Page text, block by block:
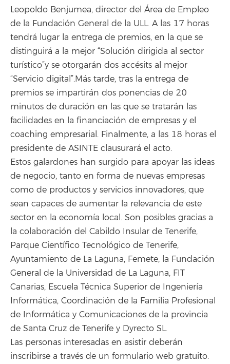
Leopoldo Benjumea, director del Área de Empleo
de la Fundación General de la ULL. A las 17 horas
tendrá lugar la entrega de premios, en la que se
distinguirá a la mejor “Solución dirigida al sector
turístico”y se otorgarán dos accésits al mejor
“Servicio digital”.Más tarde, tras la entrega de
premios se impartirán dos ponencias de 20
minutos de duración en las que se tratarán las
facilidades en la financiación de empresas y el
coaching empresarial. Finalmente, a las 18 horas el
presidente de ASINTE clausurará el acto.
Estos galardones han surgido para apoyar las ideas
de negocio, tanto en forma de nuevas empresas
como de productos y servicios innovadores, que
sean capaces de aumentar la relevancia de este
sector en la economía local. Son posibles gracias a
la colaboración del Cabildo Insular de Tenerife,
Parque Científico Tecnológico de Tenerife,
Ayuntamiento de La Laguna, Femete, la Fundación
General de la Universidad de La Laguna, FIT
Canarias, Escuela Técnica Superior de Ingeniería
Informática, Coordinación de la Familia Profesional
de Informática y Comunicaciones de la provincia
de Santa Cruz de Tenerife y Dyrecto SL.
Las personas interesadas en asistir deberán
inscribirse a través de un formulario web gratuito.